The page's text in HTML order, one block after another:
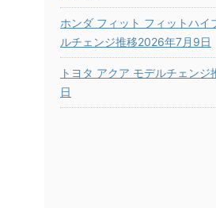
ホンダ フィット フィットハ
ルチェンジ推移2026年7月9日
トヨタ アクア モデルチェン
日